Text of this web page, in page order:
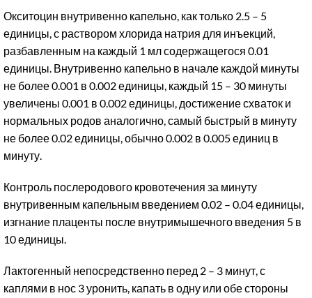
Окситоцин внутривенно капельно, как только 2.5 – 5
единицы, с раствором хлорида натрия для инъекций,
разбавленным на каждый 1 мл содержащегося 0.01
единицы. Внутривенно капельно в начале каждой минуты
не более 0.001 в 0.002 единицы, каждый 15 – 30 минуты
увеличены 0.001 в 0.002 единицы, достижение схваток и
нормальных родов аналогично, самый быстрый в минуту
не более 0.02 единицы, обычно 0.002 в 0.005 единиц в
минуту.
Контроль послеродового кровотечения за минуту
внутривенным капельным введением 0.02 – 0.04 единицы,
изгнание плаценты после внутримышечного введения 5 в
10 единицы.
Лактогенный непосредственно перед 2 – 3 минут, с
каплями в нос 3 уронить, капать в одну или обе стороны